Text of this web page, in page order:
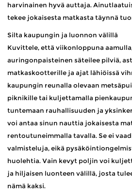
harvinainen hyvä auttaja.
tekee jokaisesta matkasta täynnä
Silta kaupungin ja luonnon välillä
Kuvittele, että viikonloppuna
auringonpaisteinen säteilee pilviä,
matkaskootterille ja ajat lähiöissä
kaupungin reunalla olevaan
piknikille tai kuljettamalla
tuntemaan rauhallisuuden ja
voi antaa sinun nauttia jokaisesta
rentoutuneimmalla tavalla. Se ei
valmisteluja, eikä
huolehtia. Vain kevyt poljin voi
ja hiljaisen luonteen välillä, josta
nämä kaksi.